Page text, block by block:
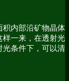
积内部沿矿物晶体
样一来，在透射光
光条件下，可以清